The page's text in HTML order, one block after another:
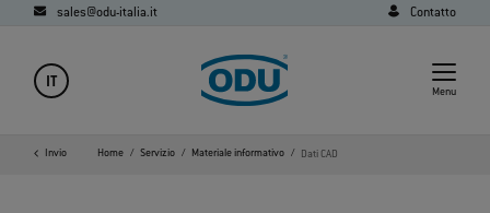
sales@odu-italia.it Contatto
IT
Menu
Invio Home Servizio Materiale informativo Dati CAD